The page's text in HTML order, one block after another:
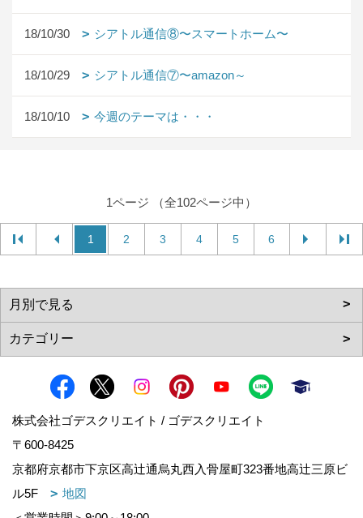
18/10/30 シアトル通信⑧〜スマートホーム〜
18/10/29 シアトル通信⑦〜amazon～
18/10/10 今週のテーマは・・・
1ページ （全102ページ中）
1 2 3 4 5 6
株式会社ゴデスクリエイト / ゴデスクリエイト
〒600-8425
京都府京都市下京区高辻通烏丸西入骨屋町323番地高辻三原ビ
ル5F
地図